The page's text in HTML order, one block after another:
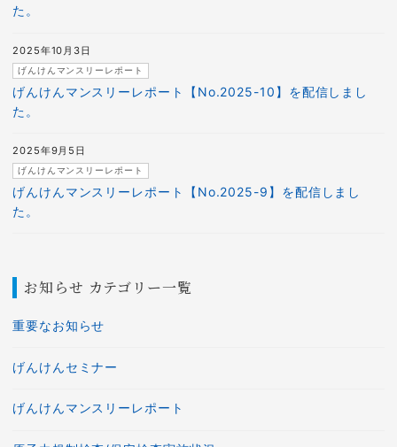
た。
げんけんマンスリーレポート【No.2025-10】を配信しまし
た。
げんけんマンスリーレポート
2025年10月3日
げんけんマンスリーレポート【No.2025-9】を配信しまし
た。
げんけんマンスリーレポート
2025年9月5日
お知らせ カテゴリー一覧
重要なお知らせ
げんけんセミナー
げんけんマンスリーレポート